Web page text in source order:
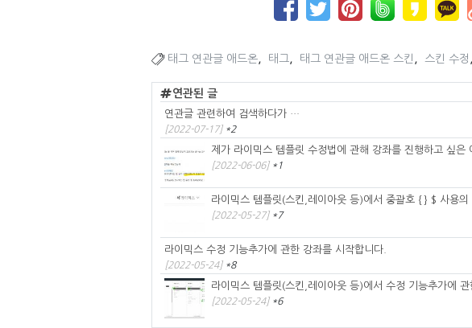
태그 연관글 애드온 태그 태그 연관글 애드온 스킨 스킨 수정
연관된 글
연관글 관련하여 검색하다가 …
[2022-07-17] *2
제가 라이믹스 템플릿 수정법에 관해 강좌를 진행하고 싶은
[2022-06-06] *1
라이믹스 템플릿(스킨,레이아웃 등)에서 중괄호 { } $ 사용의
[2022-05-27] *7
라이믹스 수정 기능추가에 관한 강좌를 시작합니다.
[2022-05-24] *8
라이믹스 템플릿(스킨,레이아웃 등)에서 수정 기능추가에
[2022-05-24] *6